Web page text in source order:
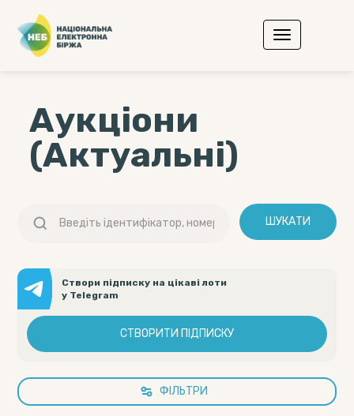
Аукціони
(Актуальні)
ШУКАТИ
Створи підписку на цікаві лоти
у Telegram
СТВОРИТИ ПІДПИСКУ
ФІЛЬТРИ